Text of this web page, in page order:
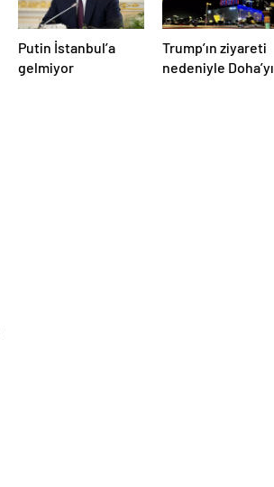
Putin İstanbul’a
gelmiyor
Trump’ın ziyareti
nedeniyle Doha’yı